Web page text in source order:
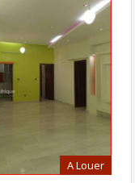
A Louer